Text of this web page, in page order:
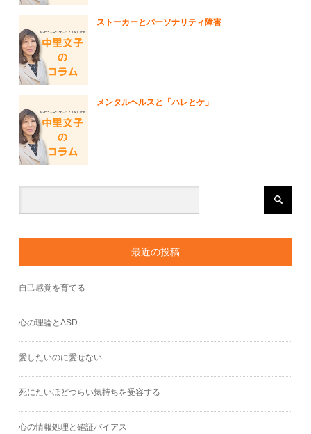
ストーカーとパーソナリティ障害
メンタルヘルスと「ハレとケ」
最近の投稿
自己感覚を育てる
心の理論とASD
愛したいのに愛せない
死にたいほどつらい気持ちを受容する
心の情報処理と確証バイアス